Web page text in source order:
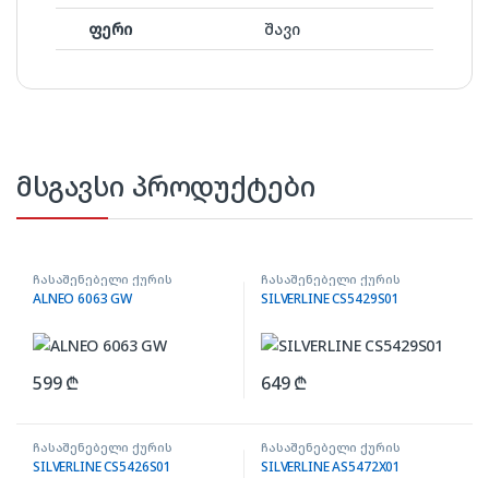
ფერი
შავი
მსგავსი პროდუქტები
ჩასაშენებელი ქურის
ზედაპირი
ALNEO 6063 GW
599₾
ჩასაშენებელი ქურის
ზედაპირი
SILVERLINE CS5429S01
649₾
ჩასაშენებელი ქურის
ზედაპირი
SILVERLINE CS5426S01
ჩასაშენებელი ქურის
ზედაპირი
SILVERLINE AS5472X01